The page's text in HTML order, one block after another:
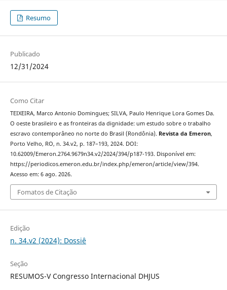
Resumo
Publicado
12/31/2024
Como Citar
TEIXEIRA, Marco Antonio Domingues; SILVA, Paulo Henrique Lora Gomes Da.
O oeste brasileiro e as fronteiras da dignidade: um estudo sobre o trabalho
escravo contemporâneo no norte do Brasil (Rondônia). Revista da Emeron,
Porto Velho, RO, n. 34.v2, p. 187–193, 2024. DOI:
10.62009/Emeron.2764.9679n34.v2/2024/394/p187-193. Disponível em:
https://periodicos.emeron.edu.br/index.php/emeron/article/view/394.
Acesso em: 6 ago. 2026.
Fomatos de Citação
Edição
n. 34.v2 (2024): Dossiê
Seção
RESUMOS-V Congresso Internacional DHJUS